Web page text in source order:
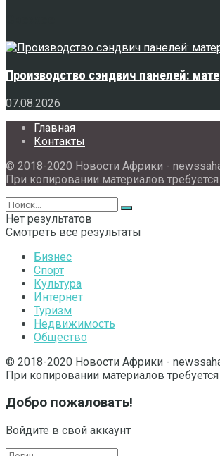
Производство сэндвич панелей:
07.08.2026
Главная
Контакты
© 2018-2020 Новости Африки -
При копировании материалов
Нет результатов
Смотреть все результаты
Бизнес
Спорт
Культура
Интернет
Туризм
Недвижимость
Общество
© 2018-2020 Новости Африки -
При копировании материалов
Добро пожаловать!
Войдите в свой аккаунт